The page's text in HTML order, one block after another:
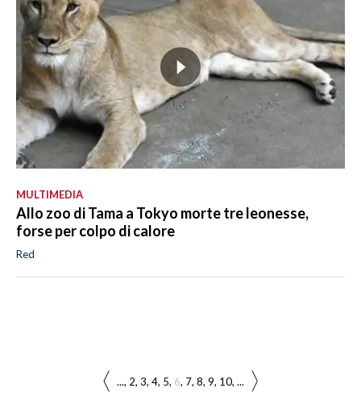
MULTIMEDIA
Allo zoo di Tama a Tokyo morte tre leonesse,
forse per colpo di calore
Red
... 2 3 4 5 6 7 8 9 10 ...